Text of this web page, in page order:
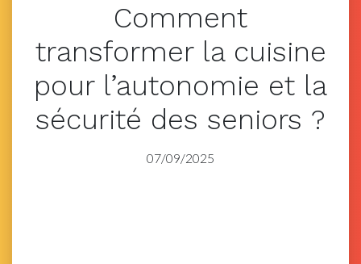
Comment
transformer la cuisine
pour l’autonomie et la
sécurité des seniors ?
07/09/2025